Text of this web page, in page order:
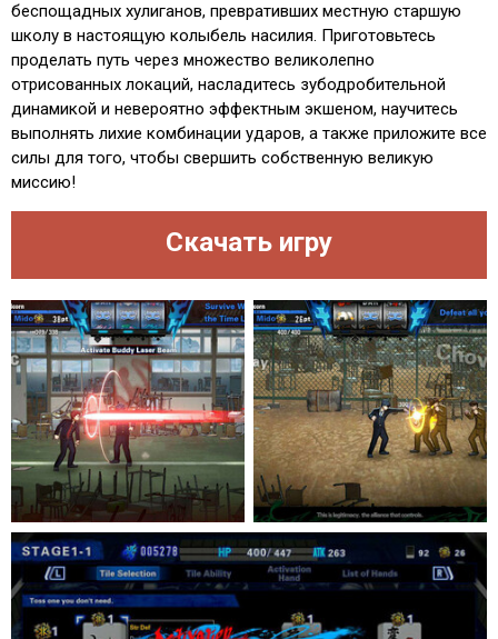
беспощадных хулиганов, превративших местную старшую
школу в настоящую колыбель насилия. Приготовьтесь
проделать путь через множество великолепно
отрисованных локаций, насладитесь зубодробительной
динамикой и невероятно эффектным экшеном, научитесь
выполнять лихие комбинации ударов, а также приложите все
силы для того, чтобы свершить собственную великую
миссию!
Скачать игру